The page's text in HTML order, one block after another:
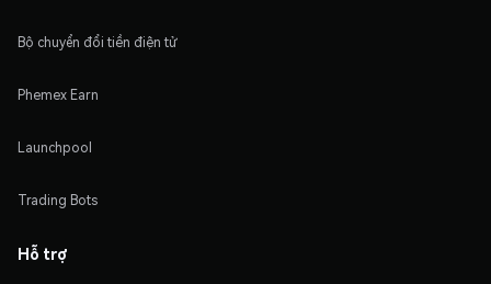
Bộ chuyển đổi tiền điện tử
Phemex Earn
Launchpool
Trading Bots
Hỗ trợ